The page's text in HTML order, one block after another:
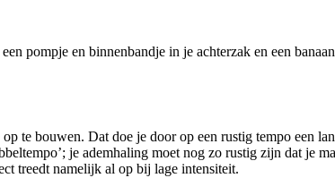
pompje en binnenbandje in je achterzak en een
te bouwen. Dat doe je door op een rustig tempo een
je ademhaling moet nog zo rustig zijn dat je
treedt namelijk al op bij lage intensiteit.